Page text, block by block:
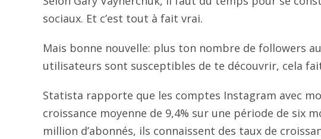
sociaux. Et c’est tout à fait vrai.
Mais bonne nouvelle: plus ton nombre de followers
utilisateurs sont susceptibles de te découvrir, cela
Statista rapporte que les comptes Instagram avec
croissance moyenne de 9,4% sur une période de six
million d’abonnés, ils connaissent des taux de